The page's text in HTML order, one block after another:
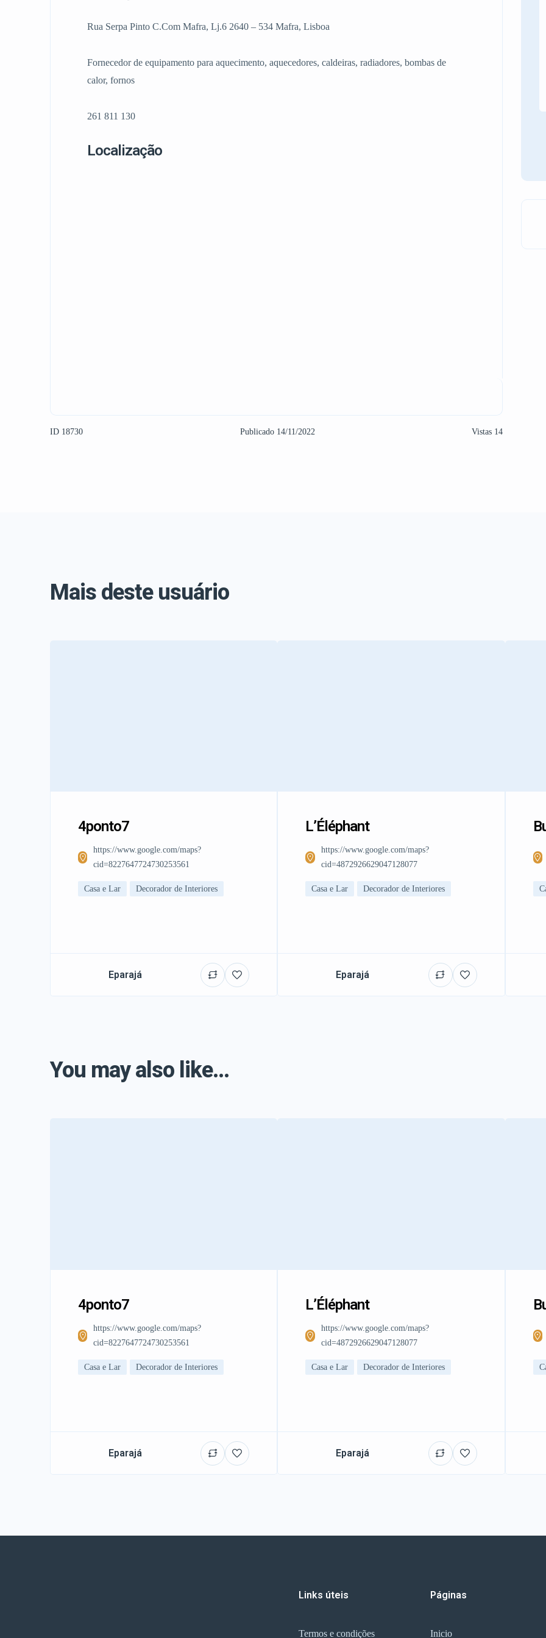
Rua Serpa Pinto C.Com Mafra, Lj.6 2640 – 534 Mafra, Lisboa
Fornecedor de equipamento para aquecimento, aquecedores, caldeiras, radiadores, bombas de
calor, fornos
261 811 130
Localização
ID 18730 Publicado 14/11/2022 Vistas 14
Mais deste usuário
4ponto7
https://www.google.com/maps?
cid=8227647724730253561
Casa e Lar Decorador de Interiores
Eparajá
L’Éléphant
https://www.google.com/maps?
cid=4872926629047128077
Casa e Lar Decorador de Interiores
Eparajá
You may also like...
4ponto7
https://www.google.com/maps?
cid=8227647724730253561
Casa e Lar Decorador de Interiores
Eparajá
L’Éléphant
https://www.google.com/maps?
cid=4872926629047128077
Casa e Lar Decorador de Interiores
Eparajá
Links úteis
Termos e condições
Páginas
Inicio